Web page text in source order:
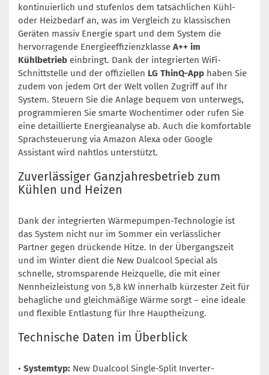
kontinuierlich und stufenlos dem tatsächlichen Kühl-
oder Heizbedarf an, was im Vergleich zu klassischen
Geräten massiv Energie spart und dem System die
hervorragende Energieeffizienzklasse A++ im
Kühlbetrieb einbringt. Dank der integrierten WiFi-
Schnittstelle und der offiziellen LG ThinQ-App haben Sie
zudem von jedem Ort der Welt vollen Zugriff auf Ihr
System. Steuern Sie die Anlage bequem von unterwegs,
programmieren Sie smarte Wochentimer oder rufen Sie
eine detaillierte Energieanalyse ab. Auch die komfortable
Sprachsteuerung via Amazon Alexa oder Google
Assistant wird nahtlos unterstützt.
Zuverlässiger Ganzjahresbetrieb zum
Kühlen und Heizen
Dank der integrierten Wärmepumpen-Technologie ist
das System nicht nur im Sommer ein verlässlicher
Partner gegen drückende Hitze. In der Übergangszeit
und im Winter dient die New Dualcool Special als
schnelle, stromsparende Heizquelle, die mit einer
Nennheizleistung von 5,8 kW innerhalb kürzester Zeit für
behagliche und gleichmäßige Wärme sorgt – eine ideale
und flexible Entlastung für Ihre Hauptheizung.
Technische Daten im Überblick
• Systemtyp: New Dualcool Single-Split Inverter-